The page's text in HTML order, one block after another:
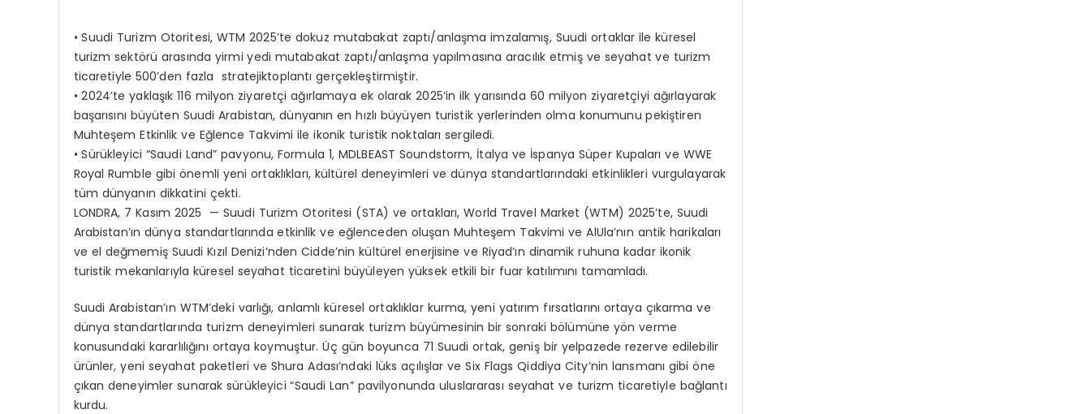
•Suudi Turizm Otoritesi, WTM 2025’te dokuz mutabakat zaptı/anlaşma imzalamış, Suudi ortaklar ile küresel
turizm sektörü arasında yirmi yedi mutabakat zaptı/anlaşma yapılmasına aracılık etmiş ve seyahat ve turizm
ticaretiyle 500’den fazla stratejiktoplantı gerçekleştirmiştir.
•2024’te yaklaşık 116 milyon ziyaretçi ağırlamaya ek olarak 2025’in ilk yarısında 60 milyon ziyaretçiyi ağırlayarak
başarısını büyüten Suudi Arabistan, dünyanın en hızlı büyüyen turistik yerlerinden olma konumunu pekiştiren
Muhteşem Etkinlik ve Eğlence Takvimi ile ikonik turistik noktaları sergiledi.
•Sürükleyici “Saudi Land” pavyonu, Formula 1, MDLBEAST Soundstorm, İtalya ve İspanya Süper Kupaları ve WWE
Royal Rumble gibi önemli yeni ortaklıkları, kültürel deneyimleri ve dünya standartlarındaki etkinlikleri vurgulayarak
tüm dünyanın dikkatini çekti.
LONDRA, 7 Kasım 2025 — Suudi Turizm Otoritesi (STA) ve ortakları, World Travel Market (WTM) 2025’te, Suudi
Arabistan’ın dünya standartlarında etkinlik ve eğlenceden oluşan Muhteşem Takvimi ve AlUla’nın antik harikaları
ve el değmemiş Suudi Kızıl Denizi’nden Cidde’nin kültürel enerjisine ve Riyad’ın dinamik ruhuna kadar ikonik
turistik mekanlarıyla küresel seyahat ticaretini büyüleyen yüksek etkili bir fuar katılımını tamamladı.
Suudi Arabistan’ın WTM’deki varlığı, anlamlı küresel ortaklıklar kurma, yeni yatırım fırsatlarını ortaya çıkarma ve
dünya standartlarında turizm deneyimleri sunarak turizm büyümesinin bir sonraki bölümüne yön verme
konusundaki kararlılığını ortaya koymuştur. Üç gün boyunca 71 Suudi ortak, geniş bir yelpazede rezerve edilebilir
ürünler, yeni seyahat paketleri ve Shura Adası’ndaki lüks açılışlar ve Six Flags Qiddiya City’nin lansmanı gibi öne
çıkan deneyimler sunarak sürükleyici “Saudi Lan” pavilyonunda uluslararası seyahat ve turizm ticaretiyle bağlantı
kurdu.